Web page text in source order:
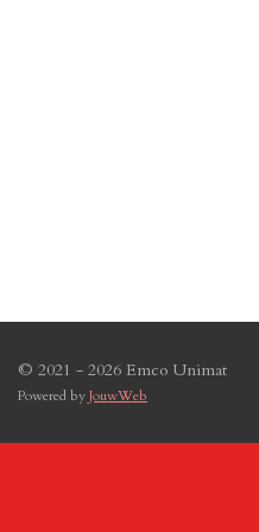
© 2021 - 2026 Emco Unimat
Powered byJouwWeb